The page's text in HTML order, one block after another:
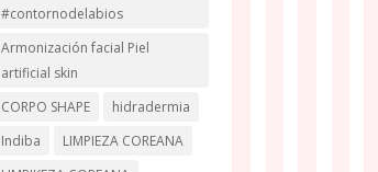
#contornodelabios
Armonización facial Piel
artificial skin
CORPO SHAPE
hidradermia
Indiba
LIMPIEZA COREANA